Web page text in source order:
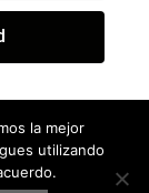
la mejor
utilizando